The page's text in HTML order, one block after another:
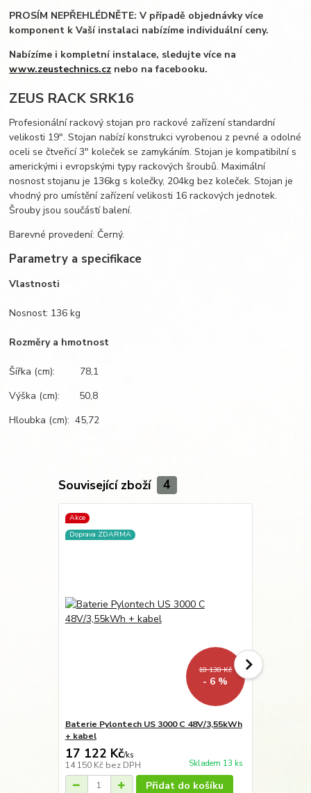
PROSÍM NEPŘEHLÉDNĚTE: V případě objednávky více
komponent k Vaší instalaci nabízíme individuální ceny.
Nabízíme i kompletní instalace, sledujte více na
www.zeustechnics.cz nebo na facebooku.
ZEUS RACK SRK16
Profesionální rackový stojan pro rackové zařízení standardní
velikosti 19". Stojan nabízí konstrukci vyrobenou z pevné a odolné
oceli se čtveřicí 3" koleček se zamykáním. Stojan je kompatibilní s
americkými i evropskými typy rackových šroubů. Maximální
nosnost stojanu je 136kg s kolečky, 204kg bez koleček. Stojan je
vhodný pro umístění zařízení velikosti 16 rackových jednotek.
Šrouby jsou součástí balení.
Barevné provedení: Černý.
Parametry a specifikace
Vlastnosti
Nosnost: 136 kg
Rozměry a hmotnost
Šířka (cm): 78,1
Výška (cm): 50,8
Hloubka (cm): 45,72
Související zboží 4
Akce
Doprava ZDARMA
18 138 Kč
- 6 %
Baterie Pylontech US 3000 C 48V/3,55kWh
+ kabel
17 122 Kč/ks
14 150 Kč bez DPH Skladem 13 ks
Přidat do košíku